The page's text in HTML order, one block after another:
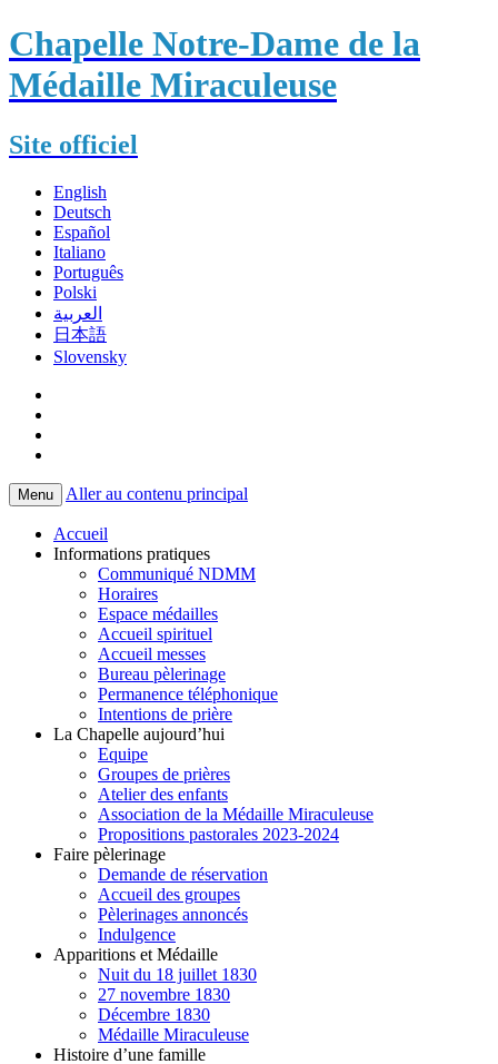
Chapelle Notre-Dame de la
Médaille Miraculeuse
Site officiel
English
Deutsch
Español
Italiano
Português
Polski
العربية
日本語
Slovensky
Menu Aller au contenu principal
Accueil
Informations pratiques
Communiqué NDMM
Horaires
Espace médailles
Accueil spirituel
Accueil messes
Bureau pèlerinage
Permanence téléphonique
Intentions de prière
La Chapelle aujourd’hui
Equipe
Groupes de prières
Atelier des enfants
Association de la Médaille Miraculeuse
Propositions pastorales 2023-2024
Faire pèlerinage
Demande de réservation
Accueil des groupes
Pèlerinages annoncés
Indulgence
Apparitions et Médaille
Nuit du 18 juillet 1830
27 novembre 1830
Décembre 1830
Médaille Miraculeuse
Histoire d’une famille